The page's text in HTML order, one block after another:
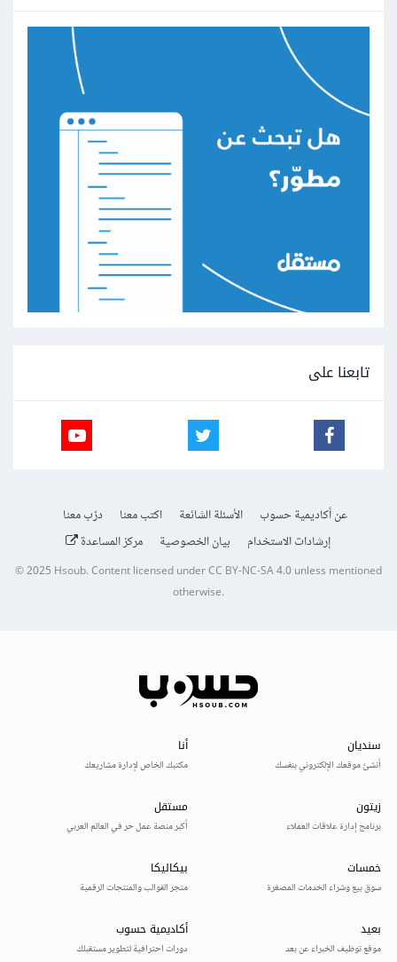
تابعنا على
عن أكاديمية حسوب الأسئلة الشائعة اكتب معنا
درّب معنا
إرشادات الاستخدام
بيان الخصوصية مركز المساعدة
© 2025Hsoub.Content licensed underCC BY-NC-SA 4.0unless mentioned
otherwise.